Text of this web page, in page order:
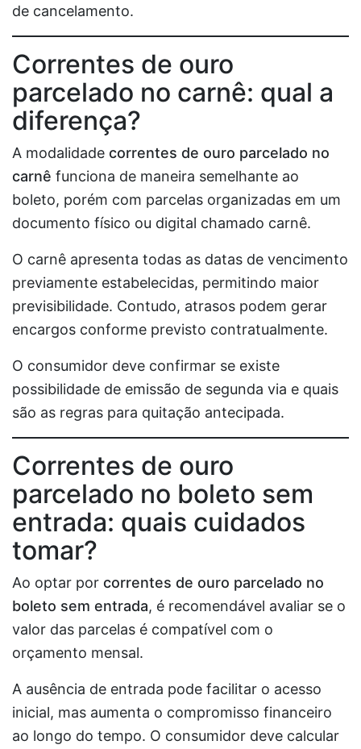
de cancelamento.
Correntes de ouro
parcelado no carnê: qual a
diferença?
A modalidade correntes de ouro parcelado no
carnê funciona de maneira semelhante ao
boleto, porém com parcelas organizadas em um
documento físico ou digital chamado carnê.
O carnê apresenta todas as datas de vencimento
previamente estabelecidas, permitindo maior
previsibilidade. Contudo, atrasos podem gerar
encargos conforme previsto contratualmente.
O consumidor deve confirmar se existe
possibilidade de emissão de segunda via e quais
são as regras para quitação antecipada.
Correntes de ouro
parcelado no boleto sem
entrada: quais cuidados
tomar?
Ao optar por correntes de ouro parcelado no
boleto sem entrada, é recomendável avaliar se o
valor das parcelas é compatível com o
orçamento mensal.
A ausência de entrada pode facilitar o acesso
inicial, mas aumenta o compromisso financeiro
ao longo do tempo. O consumidor deve calcular